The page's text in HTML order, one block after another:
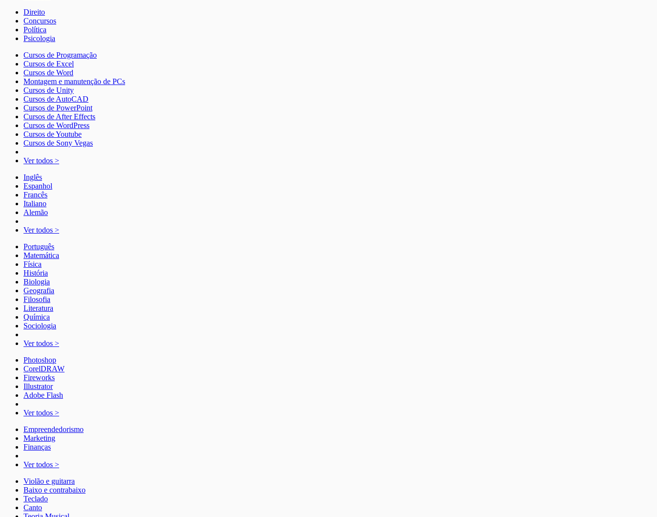
Direito
Concursos
Política
Psicologia
Cursos de Programação
Cursos de Excel
Cursos de Word
Montagem e manutenção de PCs
Cursos de Unity
Cursos de AutoCAD
Cursos de PowerPoint
Cursos de After Effects
Cursos de WordPress
Cursos de Youtube
Cursos de Sony Vegas
Ver todos >
Inglês
Espanhol
Francês
Italiano
Alemão
Ver todos >
Português
Matemática
Física
História
Biologia
Geografia
Filosofia
Literatura
Química
Sociologia
Ver todos >
Photoshop
CorelDRAW
Fireworks
Illustrator
Adobe Flash
Ver todos >
Empreendedorismo
Marketing
Finanças
Ver todos >
Violão e guitarra
Baixo e contrabaixo
Teclado
Canto